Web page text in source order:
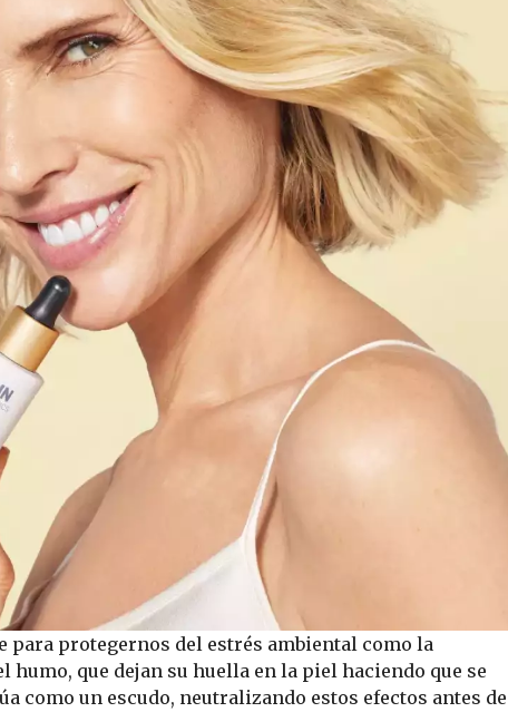
para protegernos del estrés ambiental como la
que dejan su huella en la piel haciendo que se
como un escudo, neutralizando estos efectos antes de